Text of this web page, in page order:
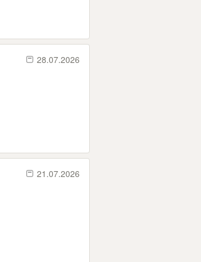
28.07.2026
21.07.2026